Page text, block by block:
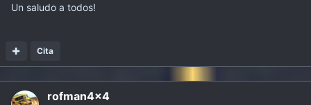
Un saludo a todos!
Cita
rofman4x4